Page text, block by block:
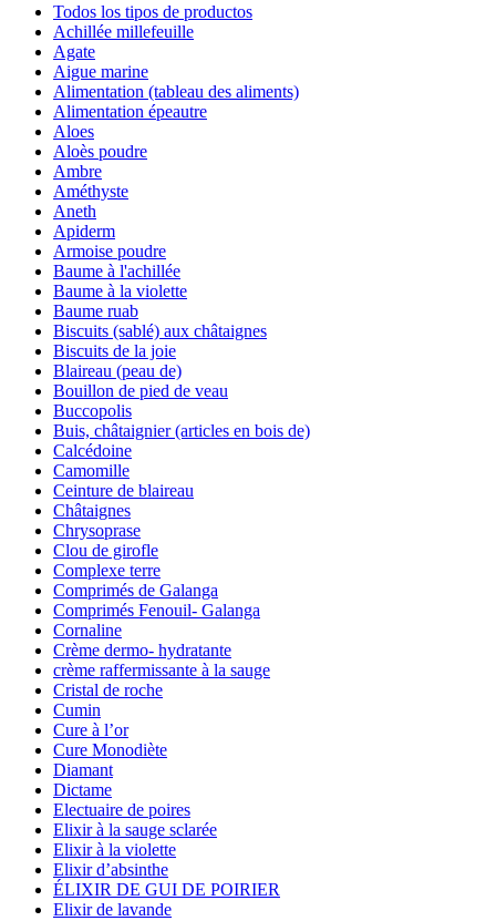
Todos los tipos de productos
Achillée millefeuille
Agate
Aigue marine
Alimentation (tableau des aliments)
Alimentation épeautre
Aloes
Aloès poudre
Ambre
Améthyste
Aneth
Apiderm
Armoise poudre
Baume à l'achillée
Baume à la violette
Baume ruab
Biscuits (sablé) aux châtaignes
Biscuits de la joie
Blaireau (peau de)
Bouillon de pied de veau
Buccopolis
Buis, châtaignier (articles en bois de)
Calcédoine
Camomille
Ceinture de blaireau
Châtaignes
Chrysoprase
Clou de girofle
Complexe terre
Comprimés de Galanga
Comprimés Fenouil- Galanga
Cornaline
Crème dermo- hydratante
crème raffermissante à la sauge
Cristal de roche
Cumin
Cure à l’or
Cure Monodiète
Diamant
Dictame
Electuaire de poires
Elixir à la sauge sclarée
Elixir à la violette
Elixir d’absinthe
ÉLIXIR DE GUI DE POIRIER
Elixir de lavande